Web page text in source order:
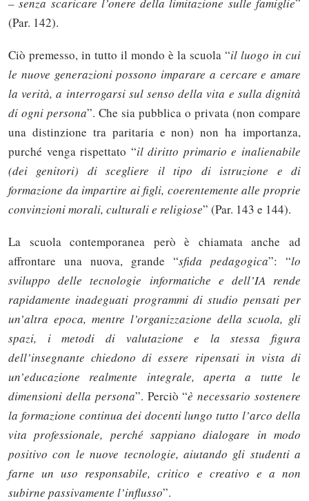
(Par. 142).
Ciò premesso, in tutto il mondo è la scuola “il luogo in cui
le nuove generazioni possono imparare a cercare e amare
la verità, a interrogarsi sul senso della vita e sulla dignità
di ogni persona”. Che sia pubblica o privata (non compare
una distinzione tra paritaria e non) non ha importanza,
purché venga rispettato “il diritto primario e inalienabile
(dei genitori) di scegliere il tipo di istruzione e di
formazione da impartire ai figli, coerentemente alle proprie
convinzioni morali, culturali e religiose” (Par. 143 e 144).
La scuola contemporanea però è chiamata anche ad
affrontare una nuova, grande “sfida pedagogica”: “lo
sviluppo delle tecnologie informatiche e dell’IA rende
rapidamente inadeguati programmi di studio pensati per
un’altra epoca, mentre l’organizzazione della scuola, gli
spazi, i metodi di valutazione e la stessa figura
dell’insegnante chiedono di essere ripensati in vista di
un’educazione realmente integrale, aperta a tutte le
dimensioni della persona”. Perciò “è necessario sostenere
la formazione continua dei docenti lungo tutto l’arco della
vita professionale, perché sappiano dialogare in modo
positivo con le nuove tecnologie, aiutando gli studenti a
farne un uso responsabile, critico e creativo e a non
subirne passivamente l’influsso”.